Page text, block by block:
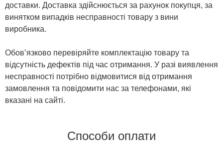
доставки. Доставка здійснюється за рахунок покупця, за
винятком випадків несправності товару з вини
виробника.
Обов’язково перевіряйте комплектацію товару та
відсутність дефектів під час отримання. У разі виявлення
несправності потрібно відмовитися від отримання
замовлення та повідомити нас за телефонами, які
вказані на сайті.
Способи оплати